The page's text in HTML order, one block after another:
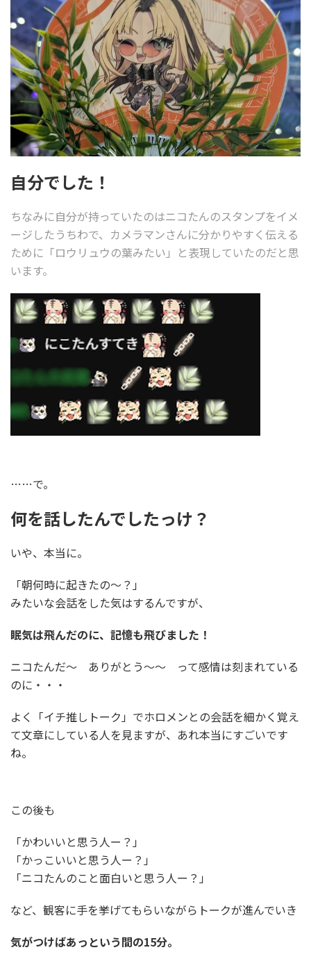
自分でした！
ちなみに自分が持っていたのはニコたんのスタンプをイメ
ージしたうちわで、カメラマンさんに分かりやすく伝える
ために「ロウリュウの葉みたい」と表現していたのだと思
います。
……で。
何を話したんでしたっけ？
いや、本当に。
「朝何時に起きたの～？」
みたいな会話をした気はするんですが、
眠気は飛んだのに、記憶も飛びました！
ニコたんだ～ ありがとう～～ って感情は刻まれている
のに・・・
よく「イチ推しトーク」でホロメンとの会話を細かく覚え
て文章にしている人を見ますが、あれ本当にすごいです
ね。
この後も
「かわいいと思う人ー？」
「かっこいいと思う人ー？」
「ニコたんのこと面白いと思う人ー？」
など、観客に手を挙げてもらいながらトークが進んでいき
気がつけばあっという間の15分。